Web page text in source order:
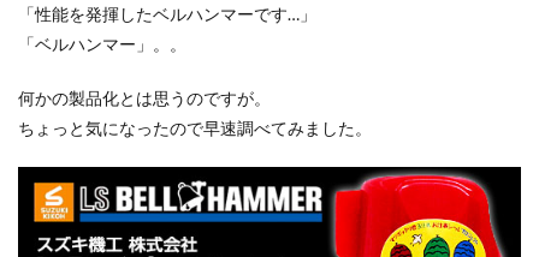
「性能を発揮したベルハンマーです…」
「ベルハンマー」。。
何かの製品化とは思うのですが。
ちょっと気になったので早速調べてみました。